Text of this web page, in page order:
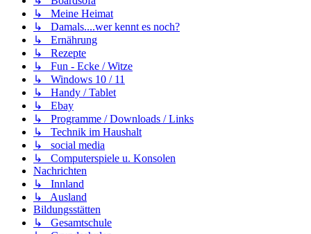
↳ Meine Heimat
↳ Damals....wer kennt es noch?
↳ Ernährung
↳ Rezepte
↳ Fun - Ecke / Witze
↳ Windows 10 / 11
↳ Handy / Tablet
↳ Ebay
↳ Programme / Downloads / Links
↳ Technik im Haushalt
↳ social media
↳ Computerspiele u. Konsolen
Nachrichten
↳ Innland
↳ Ausland
Bildungsstätten
↳ Gesamtschule